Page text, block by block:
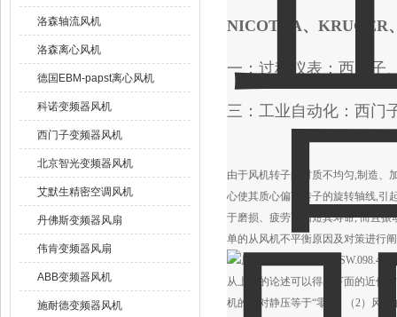
洛森轴流风机
洛森离心风机
德国EBM-papst离心风机
科诺变频器风机
西门子变频器风机
北京智光变频器风机
艾默生精密空调风机
丹佛斯变频器风扇
伟肯变频器风扇
ABB变频器风机
施耐德变频器风机
NICOTRA、KRUGER
一：过程仪表：西门子
三：工业自动化：西门
由于风机转子的材质不均匀,制造、
心使其质心偏离转子的旋转轴线,引
于磨损、疲劳而缩短其寿命, 而且
单的从风机不平衡原因及对策进行
从上面的论述可以得出下面的近似
机的相对静压等于“零"。 （2）风